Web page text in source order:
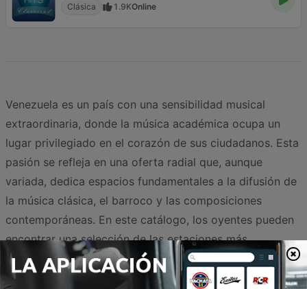
Clásica 1.9KOnline
Venezuela es un país con una sensibilidad musical
extraordinaria, donde la música académica ocupa un
lugar privilegiado en el corazón de sus ciudadanos. Esta
pasión se refleja en una oferta radial que, aunque
variada, dedica espacios fundamentales a la difusión de
la música clásica, el barroco y las composiciones
contemporáneas. En este catálogo, los oyentes pueden
encontrar una selección de las estaciones más
emblemáticas que mantienen viva la llama de la cultura
sinfónica en el territorio nacional.